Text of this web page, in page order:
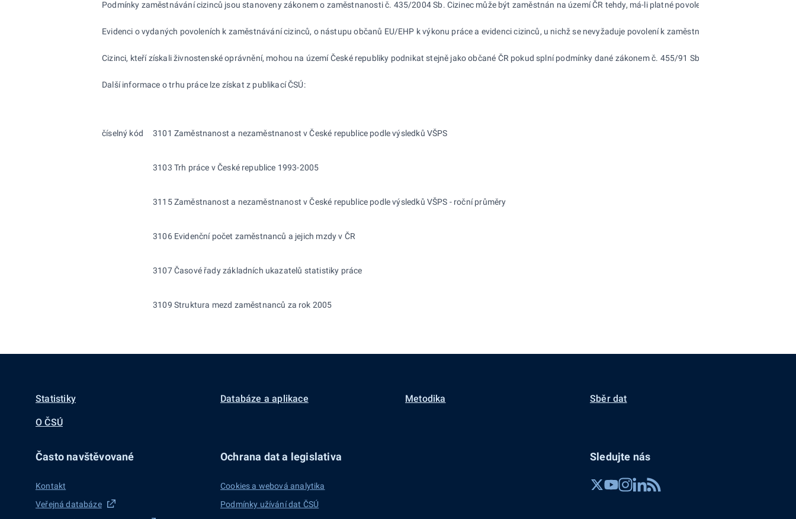
Podmínky zaměstnávání cizinců jsou stanoveny zákonem o zaměstnanosti č. 435/2004 Sb. Cizinec může být zaměstnán na území ČR tehdy, má-li platné povolení k zaměstnání,
Evidenci o vydaných povoleních k zaměstnávání cizinců, o nástupu občanů EU/EHP k výkonu práce a evidenci cizinců, u nichž se nevyžaduje povolení k zaměstnání, vedou úřady práce.
Cizinci, kteří získali živnostenské oprávnění, mohou na území České republiky podnikat stejně jako občané ČR pokud splní podmínky dané zákonem č. 455/91 Sb., o živnostenském
Další informace o trhu práce lze získat z publikací ČSÚ:
číselný kód 3101 Zaměstnanost a nezaměstnanost v České republice podle výsledků VŠPS
3103 Trh práce v České republice 1993-2005
3115 Zaměstnanost a nezaměstnanost v České republice podle výsledků VŠPS - roční průměry
3106 Evidenční počet zaměstnanců a jejich mzdy v ČR
3107 Časové řady základních ukazatelů statistiky práce
3109 Struktura mezd zaměstnanců za rok 2005
Statistiky Databáze a aplikace Metodika Sběr dat
O ČSÚ
Často navštěvované
Kontakt
Veřejná databáze
Ochrana dat a legislativa
Cookies a webová analytika
Podmínky užívání dat ČSÚ
Sledujte nás